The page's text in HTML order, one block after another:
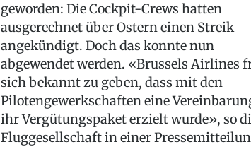
geworden: Die Cockpit-Crews hatten
ausgerechnet über Ostern einen Streik
angekündigt. Doch das konnte nun
abgewendet werden. «Brussels Airlines
sich bekannt zu geben, dass mit den
Pilotengewerkschaften eine
ihr Vergütungspaket erzielt wurde», so
Fluggesellschaft in einer